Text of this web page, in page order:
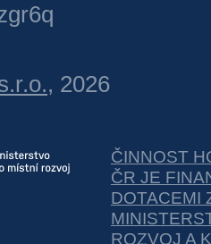
, 2026
ČINNOST
ČR JE
DOTACEMI
ROZVOJ A